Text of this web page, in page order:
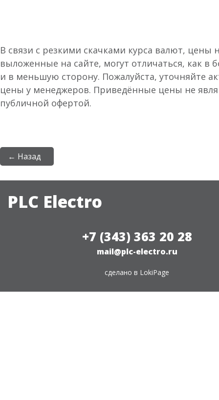
В связи с резкими скачками курса валют, цены
выложенные на сайте, могут отличаться, как в
и в меньшую сторону. Пожалуйста, уточняйте
цены у менеджеров. Приведённые цены не
публичной офертой.
← Назад
PLC Electro
+7 (343) 363 20 28
mail@plc-electro.ru
сделано в LokiPage